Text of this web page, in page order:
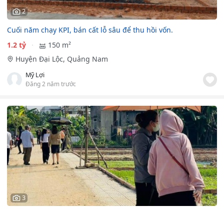
2
Cuối năm chạy KPI, bán cất lỗ sâu để thu hồi vốn.
1.2 tỷ
150 m²
Huyện Đại Lộc, Quảng Nam
Mỹ Lợi
Đăng 2 năm trước
3